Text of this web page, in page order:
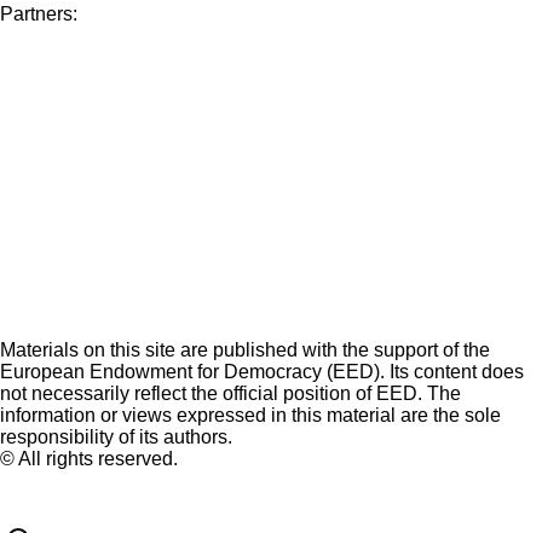
Partners:
Materials on this site are published with the support of the
European Endowment for Democracy (EED). Its content does
not necessarily reflect the official position of EED. The
information or views expressed in this material are the sole
responsibility of its authors.
© All rights reserved.